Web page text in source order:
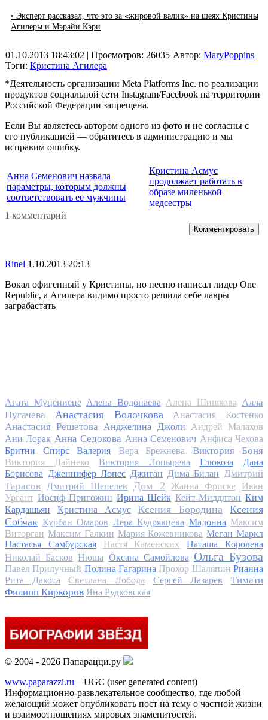
• Эксперт рассказал, что это за «жировой валик» на шеях Кристины
Агилеры и Мэрайи Кэри
01.10.2013 18:43:02 | Просмотров: 26035
Тэги: Кристина Агилера
Автор: MaryPoppins
*Деятельность организации Meta Platforms Inc. по реализации
продуктов социальной сети Instagram/Facebook на территории
Российской Федерации запрещена.
Если Вы являетесь автором одного из фото и не согласны с
его публикацией — обратитесь в администрацию и мы
исправим ошибку.
Анна Семенович назвала
параметры, которым должны
соответствовать ее мужчины
Кристина Асмус
продолжает работать в
образе миленькой
медсестры
1 комментарий
Комментировать
Rinel 1.10.2013 20:13
Вокал офигенный у Кристины, но песню написал лидер One
Republic, а Агилера видимо просто решила себе лавры
заграбастать
Агата Муцениеце Алена Водонаева Алена Шишкова Алла
Пугачева
Анастасия Волочкова Анастасия Костенко
Анастасия Решетова Анджелина Джоли
Андрей Малахов
Ани Лорак Анна Седокова Анна Семенович Анфиса Чехова
Бритни Спирс
Валерия Вера Брежнева Виктория Боня
Виктория Дайнеко Виктория Лопырева Глюкоза
Дана
Борисова Дженнифер Лопес Джиган Дима Билан Дмитрий
Тарасов
Дмитрий Шепелев Дом 2 Жанна Фриске
Иван
Ургант Иосиф Пригожин Ирина Шейк Кейт Миддлтон Ким
Кардашьян
Кристина Асмус Ксения Бородина
Ксения
Собчак Курбан Омаров Лера Кудрявцева Мадонна Максим
Виторган Максим Галкин Мария Кожевникова Меган Маркл
Настасья Самбурская
Настя Каменских
Наташа Королева
Николай Басков Нюша Оксана Самойлова Ольга Бузова
Павел Прилучный Полина Гагарина Прохор Шаляпин Рианна
Рита Дакота
Светлана Лобода Сергей Лазарев
Тимати
Филипп Киркоров Яна Рудковская
© 2004 - 2026 Папарацци.ру
www.paparazzi.ru – UGC (user generated content)
Информационно-развлекательное сообщество, где любой
желающий может опубликовать пост на тему о частной жизни
и взаимоотношениях мировых знаменитостей.